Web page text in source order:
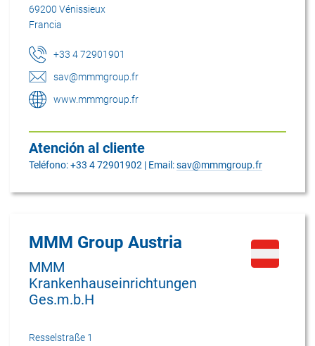
69200 Vénissieux
Francia
+33 4 72901901
sav@mmmgroup.fr
www.mmmgroup.fr
Atención al cliente
Teléfono: +33 4 72901902 | Email:sav@mmmgroup.fr
MMM Group Austria
MMM
Krankenhauseinrichtungen
Ges.m.b.H
Resselstraße 1